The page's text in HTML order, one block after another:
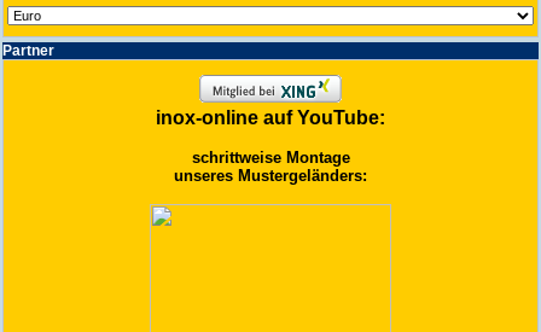
Partner
inox-online auf YouTube:
schrittweise Montage
unseres Mustergeländers: